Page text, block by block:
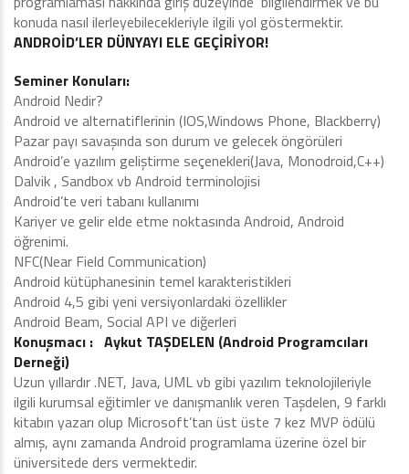
konuda nasıl ilerleyebilecekleriyle ilgili yol göstermektir.
ANDROİD’LER DÜNYAYI ELE GEÇİRİYOR!
Seminer Konuları:
Android Nedir?
Android ve alternatiflerinin (IOS,Windows Phone, Blackberry)
Pazar payı savaşında son durum ve gelecek öngörüleri
Android’e yazılım geliştirme seçenekleri(Java, Monodroid,C++)
Dalvik , Sandbox vb Android terminolojisi
Android’te veri tabanı kullanımı
Kariyer ve gelir elde etme noktasında Android, Android
öğrenimi.
NFC(Near Field Communication)
Android kütüphanesinin temel karakteristikleri
Android 4,5 gibi yeni versiyonlardaki özellikler
Android Beam, Social API ve diğerleri
Konuşmacı : Aykut TAŞDELEN (Android Programcıları
Derneği)
Uzun yıllardır .NET, Java, UML vb gibi yazılım teknolojileriyle
ilgili kurumsal eğitimler ve danışmanlık veren Taşdelen, 9 farklı
kitabın yazarı olup Microsoft’tan üst üste 7 kez MVP ödülü
almış, aynı zamanda Android programlama üzerine özel bir
üniversitede ders vermektedir.